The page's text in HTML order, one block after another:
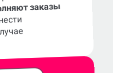
заказы